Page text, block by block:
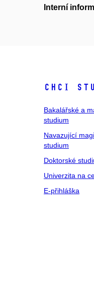
Interní
Chci
Bakalářské a
studium
Navazující
studium
Doktorské
Univerzita na
E-přihláška